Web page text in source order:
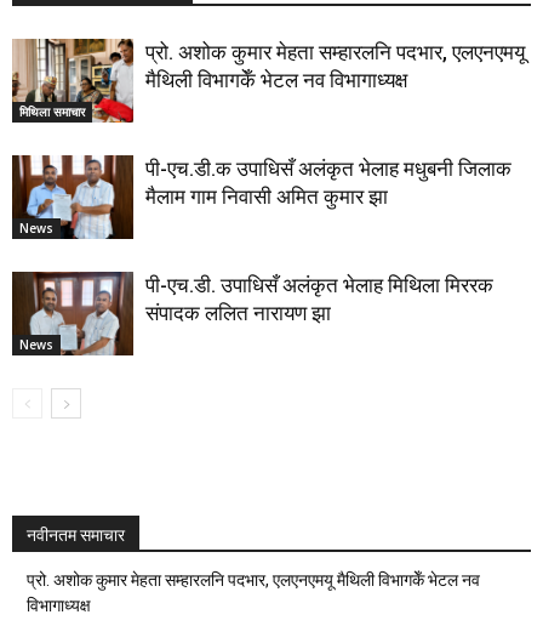
मिथिला समाचार
प्रो. अशोक कुमार मेहता सम्हारलनि पदभार, एलएनएमयू
मैथिली विभागकेँ भेटल नव विभागाध्यक्ष
News
पी-एच.डी.क उपाधिसँ अलंकृत भेलाह मधुबनी जिलाक
मैलाम गाम निवासी अमित कुमार झा
News
पी-एच.डी. उपाधिसँ अलंकृत भेलाह मिथिला मिररक
संपादक ललित नारायण झा
नवीनतम समाचार
प्रो. अशोक कुमार मेहता सम्हारलनि पदभार, एलएनएमयू मैथिली विभागकेँ भेटल नव
विभागाध्यक्ष